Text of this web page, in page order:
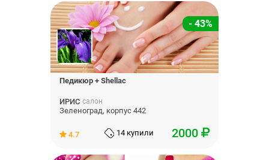
- 43%
Педикюр + Shellac
ИРИС салон
Зеленоград, корпус 442
4.7 14 купили 2000